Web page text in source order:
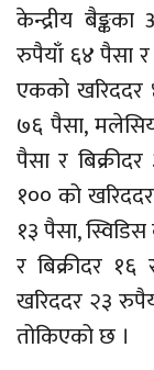
केन्द्रीय
रुपैयाँ ६४ पैसा र
एकको खरिददर
७६ पैसा,
पैसा र
१०० को
१३ पैसा,
र बिक्रीदर
खरिददर २३
तोकिएको छ ।